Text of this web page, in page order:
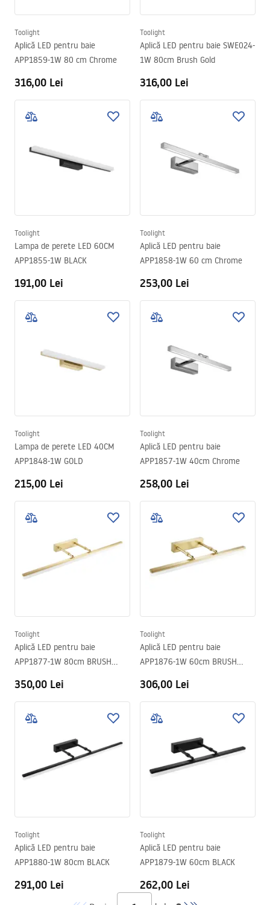
Toolight
Aplică LED pentru baie
APP1859-1W 80 cm Chrome
316,00 Lei
Toolight
Aplică LED pentru baie SWE024-
1W 80cm Brush Gold
316,00 Lei
Toolight
Lampa de perete LED 60CM
APP1855-1W BLACK
191,00 Lei
Toolight
Aplică LED pentru baie
APP1858-1W 60 cm Chrome
253,00 Lei
Toolight
Lampa de perete LED 40CM
APP1848-1W GOLD
215,00 Lei
Toolight
Aplică LED pentru baie
APP1857-1W 40cm Chrome
258,00 Lei
Toolight
Aplică LED pentru baie
APP1877-1W 80cm BRUSH
350,00 Lei
Toolight
Aplică LED pentru baie
APP1876-1W 60cm BRUSH
306,00 Lei
Toolight
Aplică LED pentru baie
APP1880-1W 80cm BLACK
291,00 Lei
Toolight
Aplică LED pentru baie
APP1879-1W 60cm BLACK
262,00 Lei